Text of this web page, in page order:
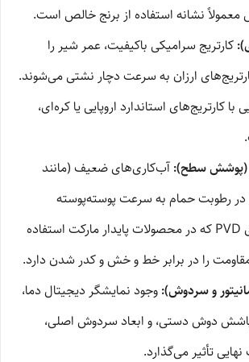
نشانه استفاده از برنج خالص است.
کارتریج سرامیکی باکیفیت، عمر شیر را
ارزان به سرعت دچار نشتی می‌شوند.
کارتریج‌های استاندارد اروپایی یا کره‌ای،
(پوشش سطح): آب‌کاری‌های ضعیف (مانند
رطوبت حمام به سرعت پوسته‌پوسته
می‌شوند. تکنولوژی PVD که در محصولات پایدار مارکت استفاده
را در برابر خط و خش و کدر شدن دارد.
و سردوش): وجود نمایشگر دیجیتال دما،
دوش دستی، و ابعاد سردوش اصلی،
تأثیر می‌گذارد.